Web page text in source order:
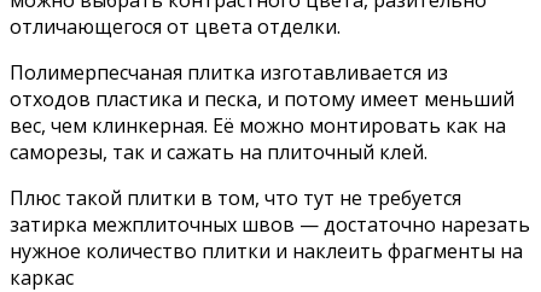
отличающегося от цвета отделки.
Полимерпесчаная плитка изготавливается из
отходов пластика и песка, и потому имеет меньший
вес, чем клинкерная. Её можно монтировать как на
саморезы, так и сажать на плиточный клей.
Плюс такой плитки в том, что тут не требуется
затирка межплиточных швов — достаточно нарезать
нужное количество плитки и наклеить фрагменты на
каркас